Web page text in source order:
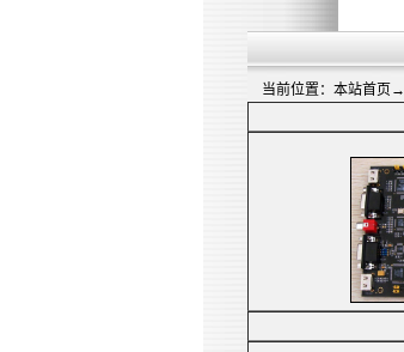
当前位置： 本站首页 →